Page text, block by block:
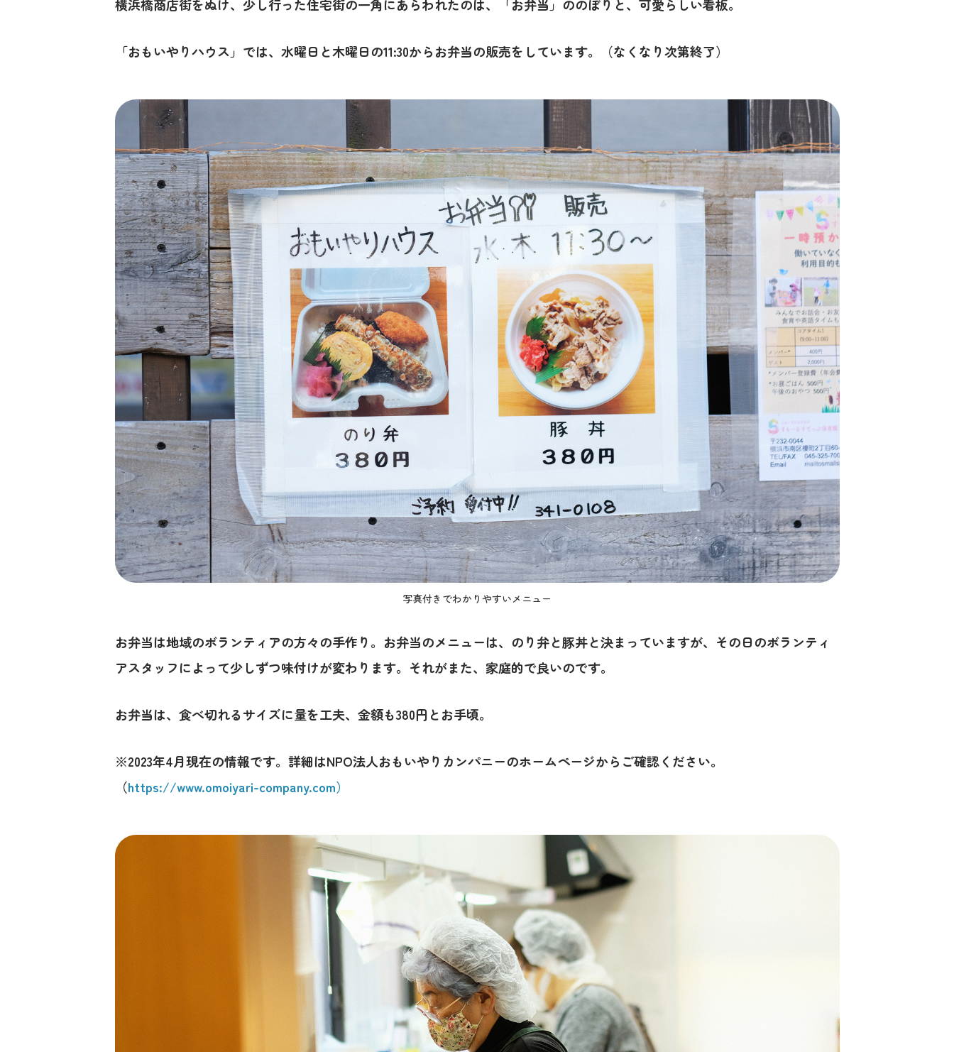
横浜橋商店街をぬけ、少し行った住宅街の一角にあらわれたのは、「お弁当」ののぼりと、可愛らしい看板。
「おもいやりハウス」では、水曜日と木曜日の11:30からお弁当の販売をしています。（なくなり次第終了）
写真付きでわかりやすいメニュー
お弁当は地域のボランティアの方々の手作り。お弁当のメニューは、のり弁と豚丼と決まっていますが、その日のボランティ
アスタッフによって少しずつ味付けが変わります。それがまた、家庭的で良いのです。
お弁当は、食べ切れるサイズに量を工夫、金額も380円とお手頃。
※2023年4月現在の情報です。詳細はNPO法人おもいやりカンパニーのホームページからご確認ください。
（https://www.omoiyari-company.com）